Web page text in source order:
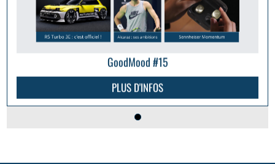
GoodMood #15
PLUS D'INFOS